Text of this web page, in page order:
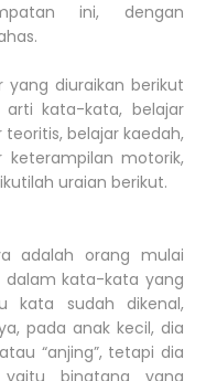
ini, dengan
yang diuraikan berikut
kata-kata, belajar
belajar kaedah,
keterampilan motorik,
uraian berikut.
adalah orang mulai
kata-kata yang
kata sudah dikenal,
pada anak kecil, dia
“anjing”, tetapi dia
binatang yang